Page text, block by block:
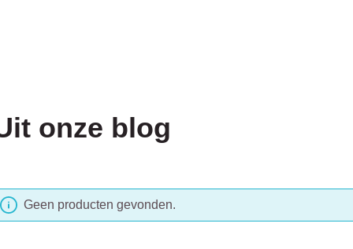
onze blog
Geen producten gevonden.